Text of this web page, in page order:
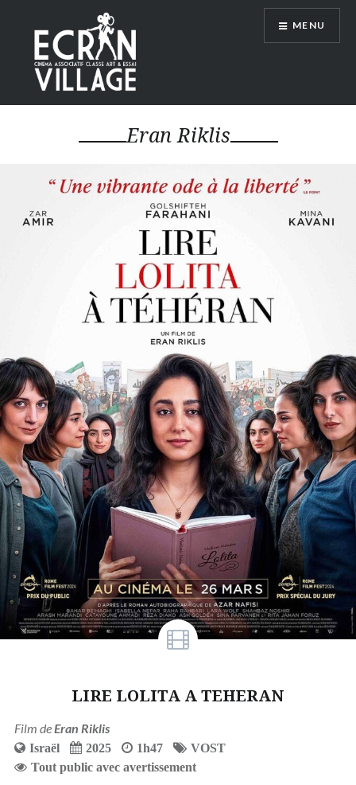
contenu
principal
ÉCRAN VILLAGE
MENU
Eran Riklis
LIRE LOLITA A TEHERAN
Film de Eran Riklis
Israël 2025 1h47
VOST
Tout public avec avertissement